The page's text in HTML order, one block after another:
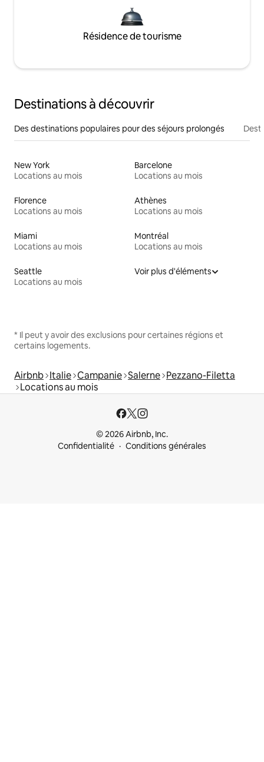
Résidence de tourisme
Destinations à découvrir
Des destinations populaires pour des séjours prolongés
New York
Locations au mois
Barcelone
Locations au mois
Florence
Locations au mois
Athènes
Locations au mois
Miami
Locations au mois
Montréal
Locations au mois
Seattle
Locations au mois
Voir plus d'éléments
* Il peut y avoir des exclusions pour certaines régions et
certains logements.
Airbnb Italie Campanie Salerne Pezzano-Filetta
Locations au mois
© 2026 Airbnb, Inc.
Confidentialité
Conditions générales